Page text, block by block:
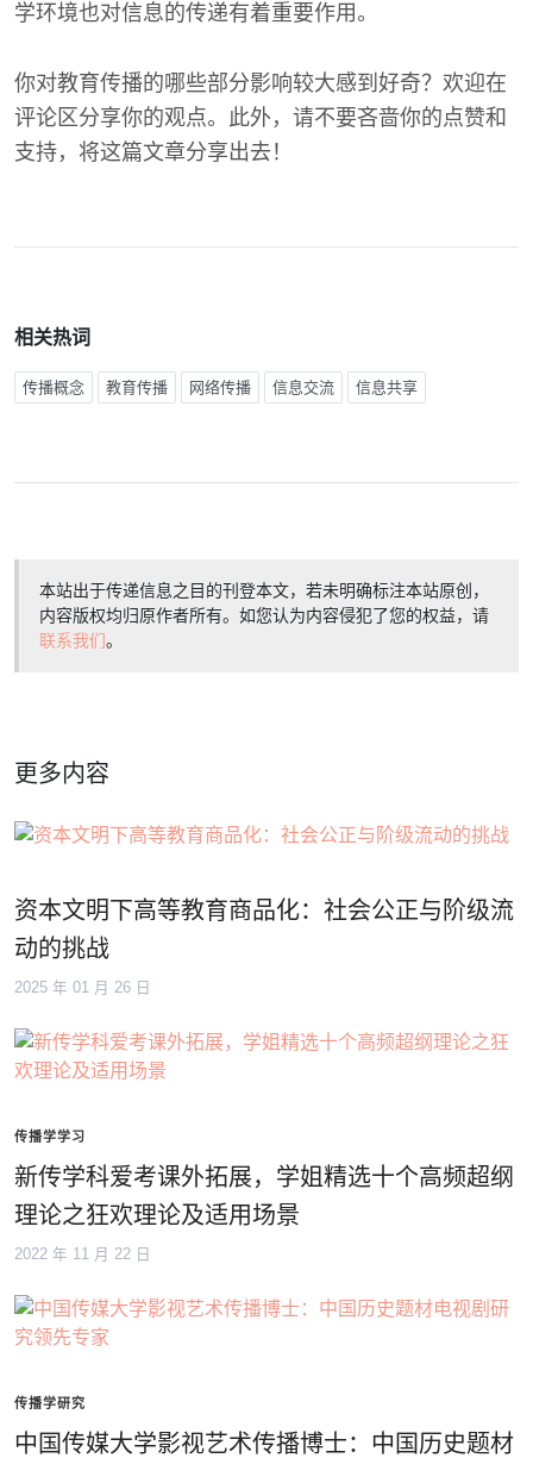
学环境也对信息的传递有着重要作用。
你对教育传播的哪些部分影响较大感到好奇？欢迎在
评论区分享你的观点。此外，请不要吝啬你的点赞和
支持，将这篇文章分享出去！
相关热词
传播概念 教育传播 网络传播 信息交流 信息共享
本站出于传递信息之目的刊登本文，若未明确标注本站原创，
内容版权均归原作者所有。如您认为内容侵犯了您的权益，请
联系我们。
更多内容
资本文明下高等教育商品化：社会公正与阶级流
动的挑战
2025 年 01 月 26 日
传播学学习
新传学科爱考课外拓展，学姐精选十个高频超纲
理论之狂欢理论及适用场景
2022 年 11 月 22 日
传播学研究
中国传媒大学影视艺术传播博士：中国历史题材